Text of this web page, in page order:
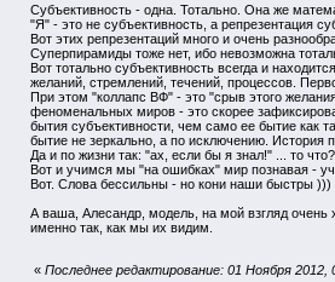
Субъективность - одна. Тотально. Она же
"Я" - это не субъективность, а репрезентация
Вот этих репрезентаций много и очень
Суперпирамиды тоже нет, ибо невозможна
Вот тотально субъективность всегда и
желаний, стремлений, течений, процессов.
При этом "коллапс ВФ" - это "срыв этого
феноменальных миров - это скорее
бытия субъективности, чем само ее бытие как
бытие не зеркально, а по исключению. История
Да и по жизни так: "ах, если бы я знал!" ... то
Вот и учимся мы "на ошибках" мир познавая -
Вот. Слова бессильны - но кони наши быстры )))
А ваша, Алесандр, модель, на мой взгляд очень
именно так, как мы их видим.
« Последнее редактирование: 01 Ноября 2012,